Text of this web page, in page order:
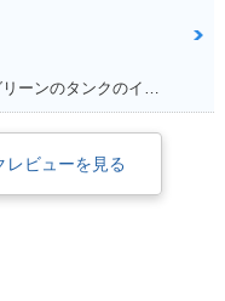
満足ポイント:軽くて、使いやすいパワー グリーンのタンクのインパクト ピンストライプ
レビューを見る